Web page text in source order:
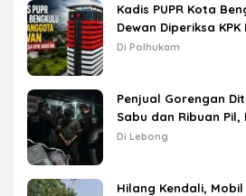
Kadis PUPR Kota
Dewan Diperiksa KPK
Di Polhukam
Penjual Gorengan
Sabu dan Ribuan Pil,
Disebut Saat
Di Lebong
Hilang Kendali, Mobil